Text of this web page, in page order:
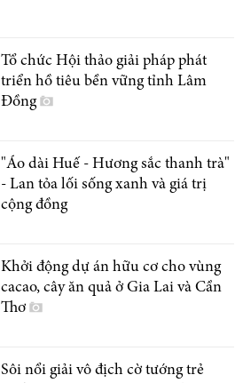
Tổ chức Hội thảo giải pháp phát
triển hồ tiêu bền vững tỉnh Lâm
Đồng
"Áo dài Huế - Hương sắc thanh trà"
- Lan tỏa lối sống xanh và giá trị
cộng đồng
Khởi động dự án hữu cơ cho vùng
cacao, cây ăn quả ở Gia Lai và Cần
Thơ
Sôi nổi giải vô địch cờ tướng trẻ